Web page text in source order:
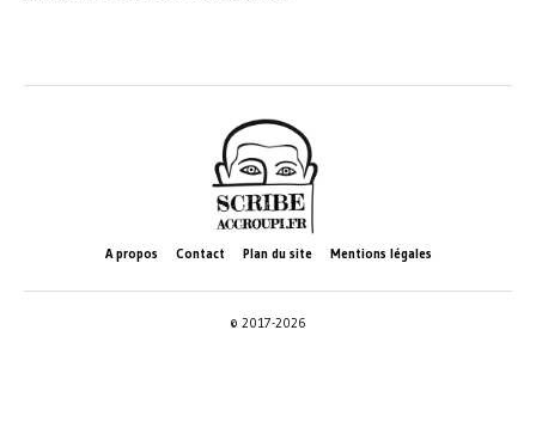
A propos Contact Plan du site Mentions légales
© 2017-2026